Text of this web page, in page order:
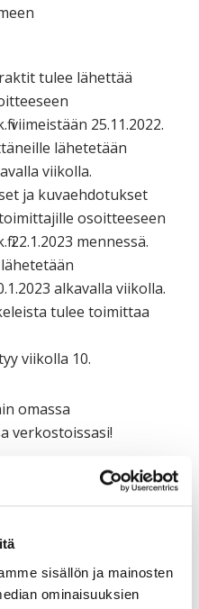
sisällön ja mainosten
ominaisuuksien
tulee lähettää
viimeistään 25.11.2022.
lähetetään
viikolla.
ja kuvaehdotukset
osoitteeseen
22.1.2023 mennessä.
alkavalla viikolla.
tulee toimittaa
viikolla 10.
omassa
verkostoissasi!
/